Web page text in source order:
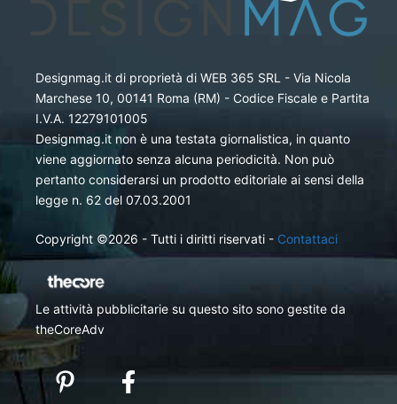
Designmag.it di proprietà di WEB 365 SRL - Via Nicola
Marchese 10, 00141 Roma (RM) - Codice Fiscale e Partita
I.V.A. 12279101005
Designmag.it non è una testata giornalistica, in quanto
viene aggiornato senza alcuna periodicità. Non può
pertanto considerarsi un prodotto editoriale ai sensi della
legge n. 62 del 07.03.2001
Copyright ©2026 - Tutti i diritti riservati - Contattaci
Le attività pubblicitarie su questo sito sono gestite da
theCoreAdv